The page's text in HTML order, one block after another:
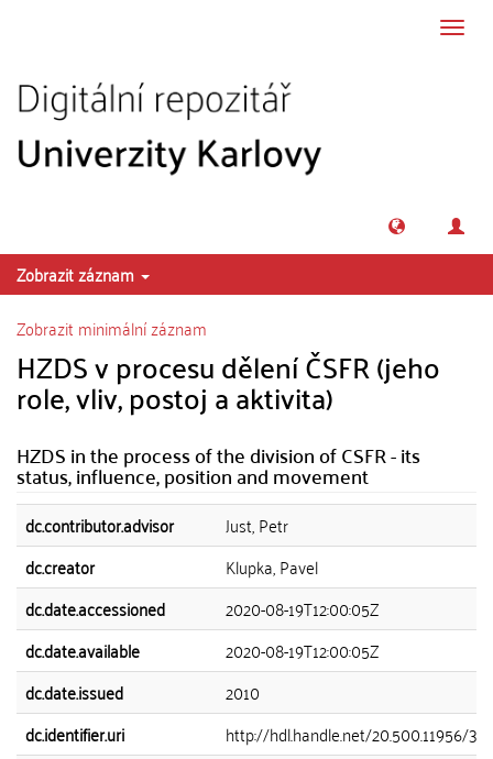
Zobrazit záznam
Zobrazit minimální záznam
HZDS v procesu dělení ČSFR (jeho
role, vliv, postoj a aktivita)
HZDS in the process of the division of CSFR - its
status, influence, position and movement
dc.contributor.advisor
Just, Petr
dc.creator
Klupka, Pavel
dc.date.accessioned
2020-08-19T12:00:05Z
dc.date.available
2020-08-19T12:00:05Z
dc.date.issued
2010
dc.identifier.uri
http://hdl.handle.net/20.500.11956/